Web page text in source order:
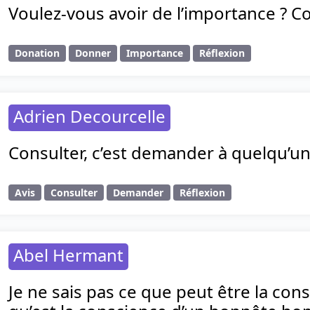
Voulez-vous avoir de l’importance ?
Donation Donner Importance Réflexion
Adrien Decourcelle
Consulter, c’est demander à
Avis Consulter Demander Réflexion
Abel Hermant
Je ne sais pas ce que peut être la